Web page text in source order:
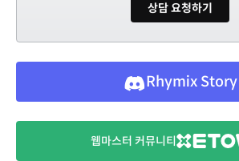
상담 요청하기
Rhymix Story
웹마스터 커뮤니티